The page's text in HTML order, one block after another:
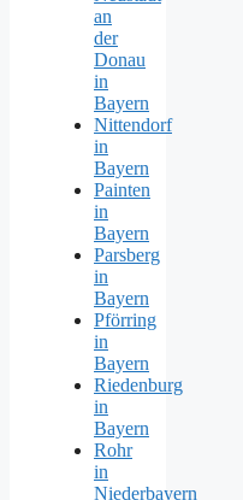
an
der
Donau
in
Bayern
Nittendorf
in
Bayern
Painten
in
Bayern
Parsberg
in
Bayern
Pförring
in
Bayern
Riedenburg
in
Bayern
Rohr
in
Niederbayern